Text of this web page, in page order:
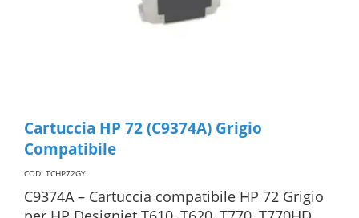
Cartuccia HP 72 (C9374A) Grigio
Compatibile
COD: TCHP72GY.
C9374A – Cartuccia compatibile HP 72 Grigio